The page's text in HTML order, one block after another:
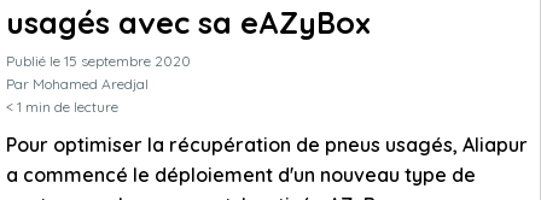
usagés avec sa eAZyBox
Publié le 15 septembre 2020
Par Mohamed Aredjal
< 1 min de lecture
Pour optimiser la récupération de pneus usagés, Aliapur
a commencé le déploiement d'un nouveau type de